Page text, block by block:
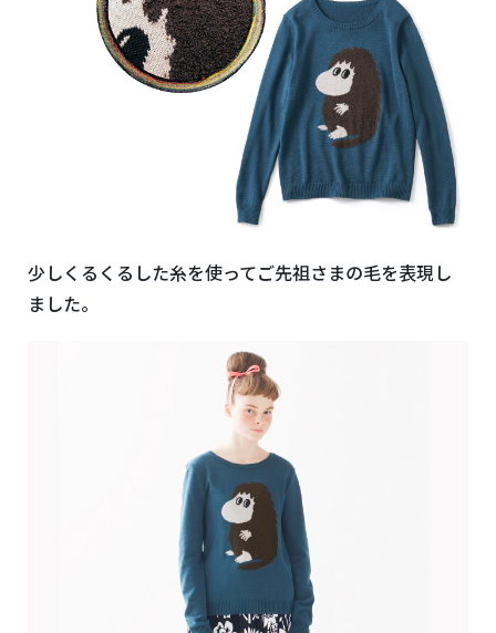
少しくるくるした糸を使ってご先祖さまの毛を表現し
ました。